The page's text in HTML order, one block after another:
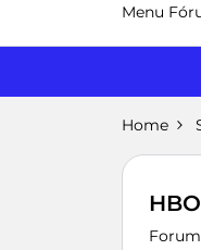
Menu
Home